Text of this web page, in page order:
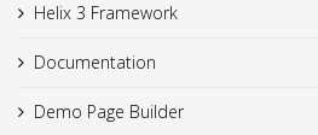
Helix 3 Framework
Documentation
Demo Page Builder